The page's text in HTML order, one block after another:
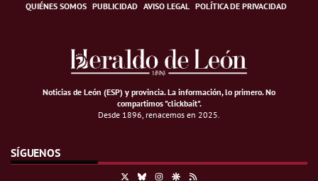
QUIÉNES SOMOS PUBLICIDAD AVISO LEGAL POLÍTICA DE PRIVACIDAD
Noticias de León (ESP) y provincia. La información, lo primero.No
compartimos "clickbait".
Desde 1896, renacemos en 2025.
SÍGUENOS
BlueskyInstagramGoogle Discover